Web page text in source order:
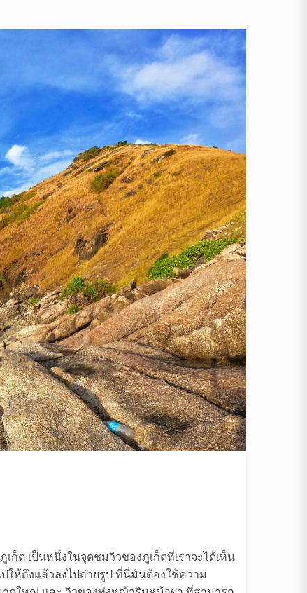
ก็ต เป็นหนึ่งในจุดชมวิวของภูเก็ตที่เราจะได้เห็น
ให้ถึงแล้วลงไปถ่ายรูป ที่นี่มันต้องใช้ความ